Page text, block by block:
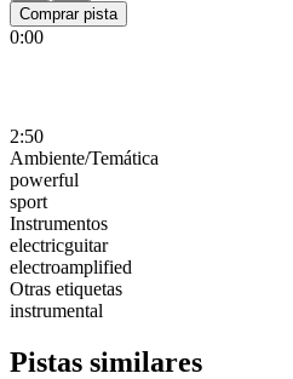
Comprar pista
0:00
2:50
Ambiente/Temática
powerful
sport
Instrumentos
electricguitar
electroamplified
Otras etiquetas
instrumental
Pistas similares